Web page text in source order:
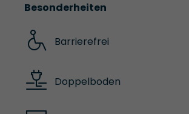
Besonderheiten
Barrierefrei
Doppelboden